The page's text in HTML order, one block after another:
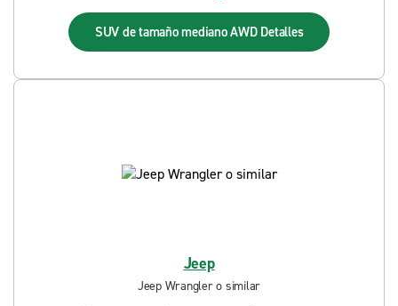
SUV de tamaño mediano AWD Detalles
Jeep
Jeep Wrangler o similar